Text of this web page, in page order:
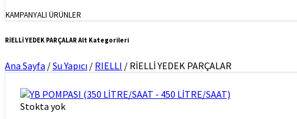
KAMPANYALI ÜRÜNLER
RİELLİ YEDEK PARÇALAR Alt Kategorileri
Ana Sayfa /Su Yapıcı / RIELLI / RİELLİ YEDEK PARÇALAR
Stokta yok